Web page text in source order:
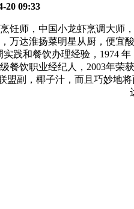
20 09:33
师，中国小龙虾烹调大师
万达淮扬菜明星从厨，便宜
践和餐饮办理经验，1974
餐饮职业经纪人，2003年
盟副，椰子汁，而且巧妙